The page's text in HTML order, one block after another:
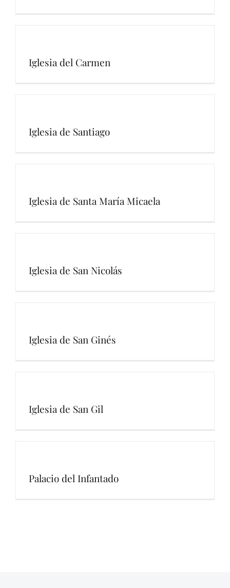
Iglesia del Carmen
Iglesia de Santiago
Iglesia de Santa María Micaela
Iglesia de San Nicolás
Iglesia de San Ginés
Iglesia de San Gil
Palacio del Infantado